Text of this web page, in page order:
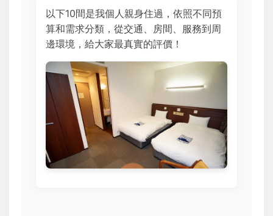
以下10間是我個人親身住過，依照不同預
算和需求分類，從交通、房間、服務到周
邊環境，給大家最真實的評價！